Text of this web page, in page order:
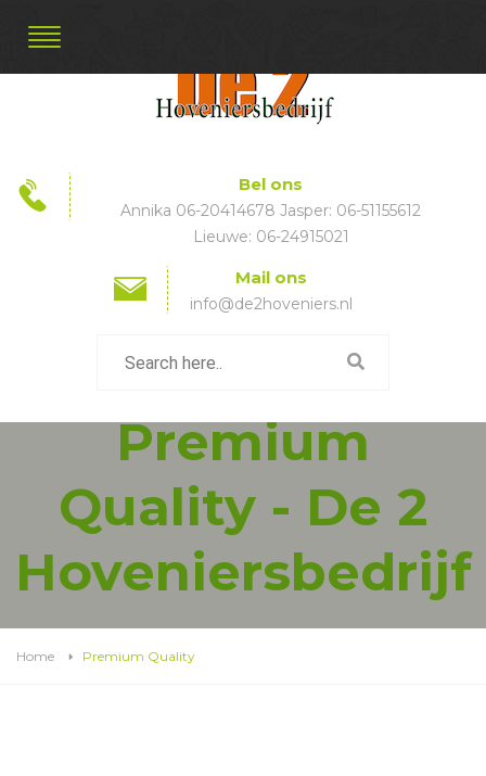
Bel ons
Annika 06-20414678 Jasper: 06-51155612
Lieuwe: 06-24915021
Mail ons
info@de2hoveniers.nl
Premium
Quality - De 2
Hoveniersbedrijf
Home Premium Quality